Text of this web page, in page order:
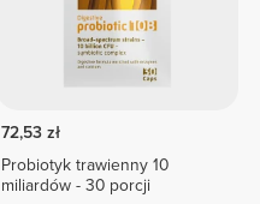
72,53 zł
Probiotyk trawienny 10
miliardów - 30 porcji